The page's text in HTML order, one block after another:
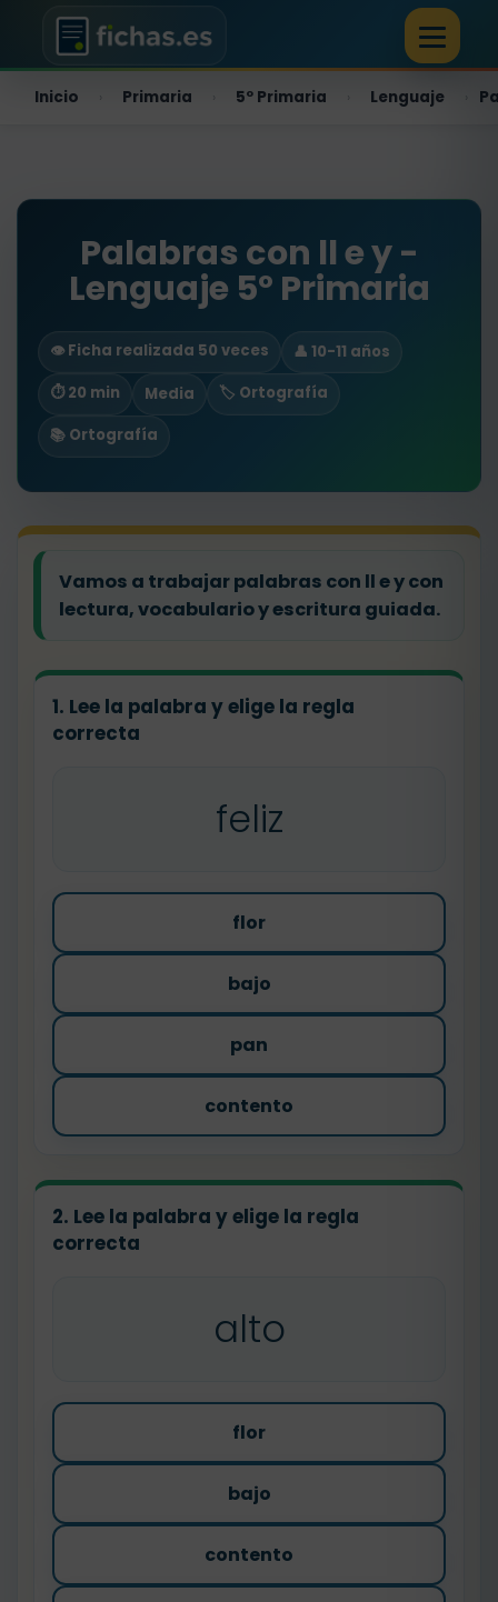
Inicio Primaria 5º Primaria Lenguaje
Palabras con ll e y -
Lenguaje 5º Primaria
👁️ Ficha realizada 50 veces
👤 10-11 años
⏱ 20 min
Media
🏷️ Ortografía
📚 Ortografía
Vamos a trabajar palabras con ll e y con
lectura, vocabulario y escritura guiada.
1. Lee la palabra y elige la regla
correcta
feliz
flor
bajo
pan
contento
2. Lee la palabra y elige la regla
correcta
alto
flor
bajo
contento